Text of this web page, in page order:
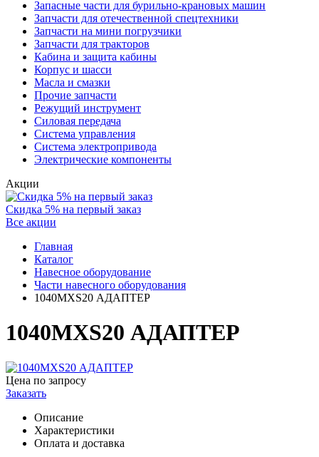
Запасные части для бурильно-крановых машин
Запчасти для отечественной спецтехники
Запчасти на мини погрузчики
Запчасти для тракторов
Кабина и защита кабины
Корпус и шасси
Масла и смазки
Прочие запчасти
Режущий инструмент
Силовая передача
Система управления
Система электропривода
Электрические компоненты
Акции
Скидка 5% на первый заказ
Все акции
Главная
Каталог
Навесное оборудование
Части навесного оборудования
1040MXS20 АДАПТЕР
1040MXS20 АДАПТЕР
Цена по запросу
Заказать
Описание
Характеристики
Оплата и доставка